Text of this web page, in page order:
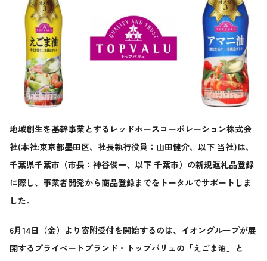
地域創生を基幹事業とするレッドホースコーポレーション株式会
社(本社:東京都墨田区、社長執行役員：山田健介、以下 当社)は、
千葉県千葉市（市長：神谷俊一、以下 千葉市）の新規返礼品登録
に際し、事業者開発から商品登録までをトータルでサポートしま
した。
6月14日（金）より寄附受付を開始するのは、イオングループが展
開するプライベートブランド・トップバリュの「えごま油」と